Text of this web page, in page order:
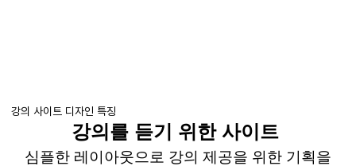
강의 사이트 디자인 특징
강의를 듣기 위한 사이트
심플한 레이아웃으로 강의 제공을 위한 기획을